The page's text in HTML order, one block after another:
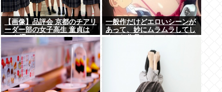
【画像】品評会 京都のチアリ
ーダー部の女子高生 童貞は
10を選ぶらしい
一般作だけどエロいシーンが
あって、妙にムラムラしてし
まった作品